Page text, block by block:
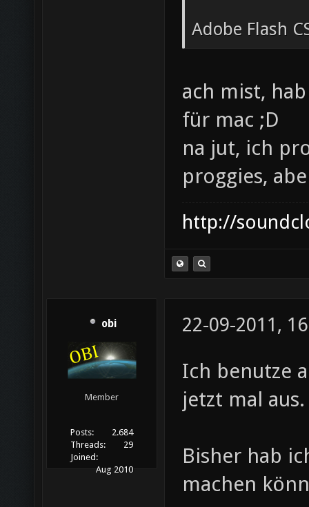
Adobe Flash
ach mist,
für mac ;D
na jut, ich
proggies,
http://
obi
Member
Posts:
2.684
Threads:
29
Joined:
Aug 2010
22-09-2011,
Ich benutze
jetzt mal aus.
Bisher hab
machen